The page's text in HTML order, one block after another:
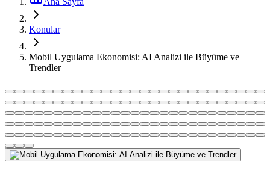
Konular
Mobil Uygulama Ekonomisi: AI Analizi ile Büyüme ve
Trendler